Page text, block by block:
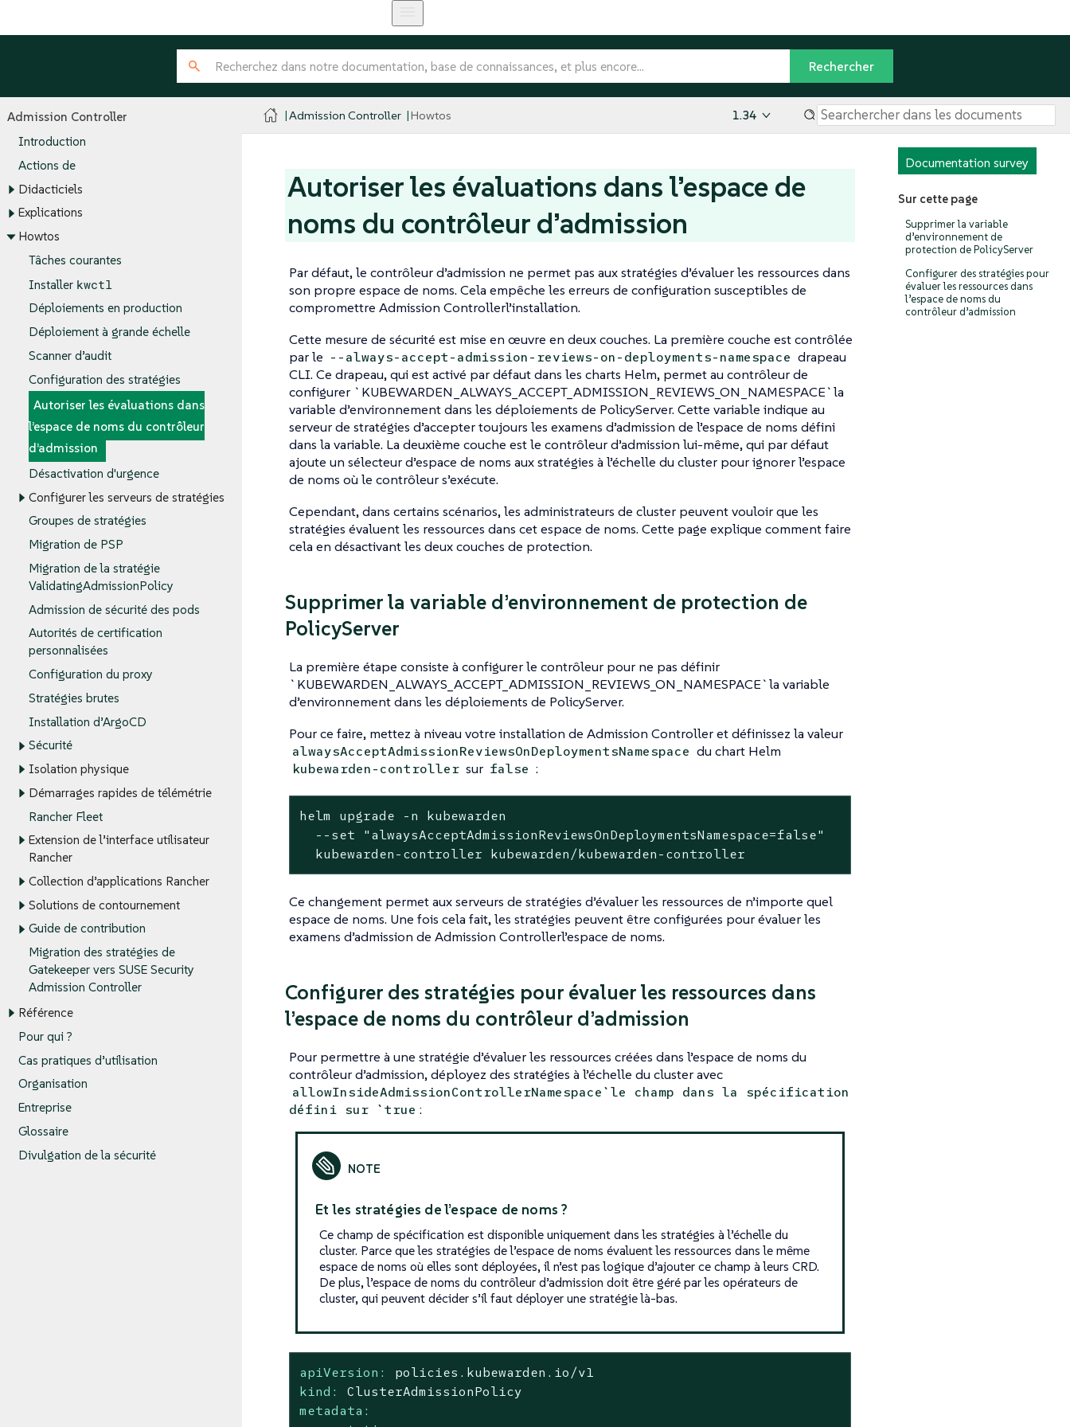
Admission Controller
Introduction
Actions de
Didacticiels
Explications
Howtos
Tâches courantes
Installer kwctl
Déploiements en production
Déploiement à grande échelle
Scanner d’audit
Configuration des stratégies
Autoriser les évaluations dans
l’espace de noms du contrôleur
d’admission
Désactivation d'urgence
Configurer les serveurs de stratégies
Groupes de stratégies
Migration de PSP
Migration de la stratégie
ValidatingAdmissionPolicy
Admission de sécurité des pods
Autorités de certification
personnalisées
Configuration du proxy
Stratégies brutes
Installation d’ArgoCD
Sécurité
Isolation physique
Démarrages rapides de télémétrie
Rancher Fleet
Extension de l’interface utilisateur
Rancher
Collection d’applications Rancher
Solutions de contournement
Guide de contribution
Migration des stratégies de
Gatekeeper vers SUSE Security
Admission Controller
Référence
Pour qui ?
Cas pratiques d’utilisation
Organisation
Entreprise
Glossaire
Divulgation de la sécurité
Admission Controller Howtos 1.34
Documentation survey
Sur cette page
Supprimer la variable
d’environnement de
protection de PolicyServer
Configurer des stratégies pour
évaluer les ressources dans
l’espace de noms du
contrôleur d’admission
Autoriser les évaluations dans l’espace de
noms du contrôleur d’admission
Par défaut, le contrôleur d’admission ne permet pas aux stratégies d’évaluer les ressources dans
son propre espace de noms. Cela empêche les erreurs de configuration susceptibles de
compromettre Admission Controllerl’installation.
Cette mesure de sécurité est mise en œuvre en deux couches. La première couche est contrôlée
par le --always-accept-admission-reviews-on-deployments-namespace drapeau
CLI. Ce drapeau, qui est activé par défaut dans les charts Helm, permet au contrôleur de
configurer `KUBEWARDEN_ALWAYS_ACCEPT_ADMISSION_REVIEWS_ON_NAMESPACE`la
variable d’environnement dans les déploiements de PolicyServer. Cette variable indique au
serveur de stratégies d’accepter toujours les examens d’admission de l’espace de noms défini
dans la variable. La deuxième couche est le contrôleur d’admission lui-même, qui par défaut
ajoute un sélecteur d’espace de noms aux stratégies à l’échelle du cluster pour ignorer l’espace
de noms où le contrôleur s’exécute.
Cependant, dans certains scénarios, les administrateurs de cluster peuvent vouloir que les
stratégies évaluent les ressources dans cet espace de noms. Cette page explique comment faire
cela en désactivant les deux couches de protection.
Supprimer la variable d’environnement de protection de
PolicyServer
La première étape consiste à configurer le contrôleur pour ne pas définir
`KUBEWARDEN_ALWAYS_ACCEPT_ADMISSION_REVIEWS_ON_NAMESPACE`la variable
d’environnement dans les déploiements de PolicyServer.
Pour ce faire, mettez à niveau votre installation de Admission Controller et définissez la valeur
alwaysAcceptAdmissionReviewsOnDeploymentsNamespace du chart Helm
kubewarden-controller sur false :
helm upgrade -n kubewarden
  --set "alwaysAcceptAdmissionReviewsOnDeploymentsNamespace=false"
  kubewarden-controller kubewarden/kubewarden-controller
Ce changement permet aux serveurs de stratégies d’évaluer les ressources de n’importe quel
espace de noms. Une fois cela fait, les stratégies peuvent être configurées pour évaluer les
examens d’admission de Admission Controllerl’espace de noms.
Configurer des stratégies pour évaluer les ressources dans
l’espace de noms du contrôleur d’admission
Pour permettre à une stratégie d’évaluer les ressources créées dans l’espace de noms du
contrôleur d’admission, déployez des stratégies à l’échelle du cluster avec
allowInsideAdmissionControllerNamespace`le champ dans la spécification
défini sur `true :
Et les stratégies de l’espace de noms ?
Ce champ de spécification est disponible uniquement dans les stratégies à l’échelle du
cluster. Parce que les stratégies de l’espace de noms évaluent les ressources dans le même
espace de noms où elles sont déployées, il n’est pas logique d’ajouter ce champ à leurs CRD.
De plus, l’espace de noms du contrôleur d’admission doit être géré par les opérateurs de
cluster, qui peuvent décider s’il faut déployer une stratégie là-bas.
apiVersion:
policies.kubewarden.io/v1
kind:
ClusterAdmissionPolicy
metadata: